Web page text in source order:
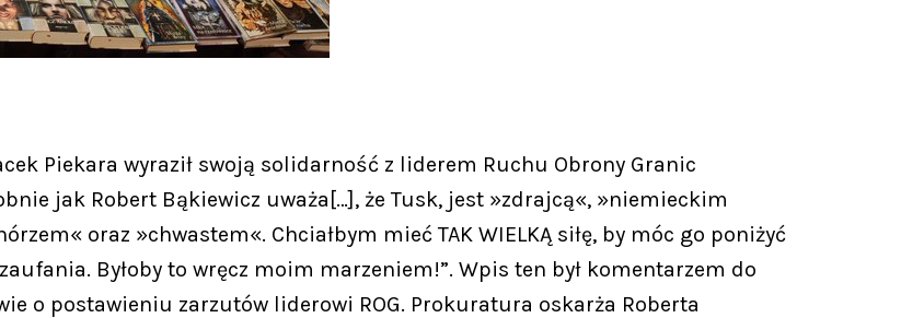
Piekara wyraził swoją solidarność z liderem Ruchu Obrony Granic
jak Robert Bąkiewicz uważa[…], że Tusk, jest »zdrajcą«, »niemieckim
oraz »chwastem«. Chciałbym mieć TAK WIELKĄ siłę, by móc go poniżyć
Byłoby to wręcz moim marzeniem!”. Wpis ten był komentarzem do
o postawieniu zarzutów liderowi ROG. Prokuratura oskarża Roberta